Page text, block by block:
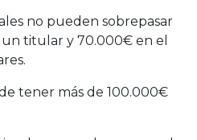
no pueden sobrepasar
un titular y 70.000€ en el
tener más de 100.000€